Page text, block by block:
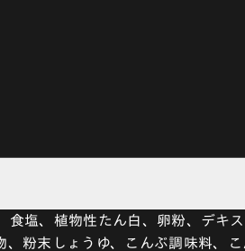
塩、植物性たん白、卵粉、デキ
粉末しょうゆ、こんぶ調味料、